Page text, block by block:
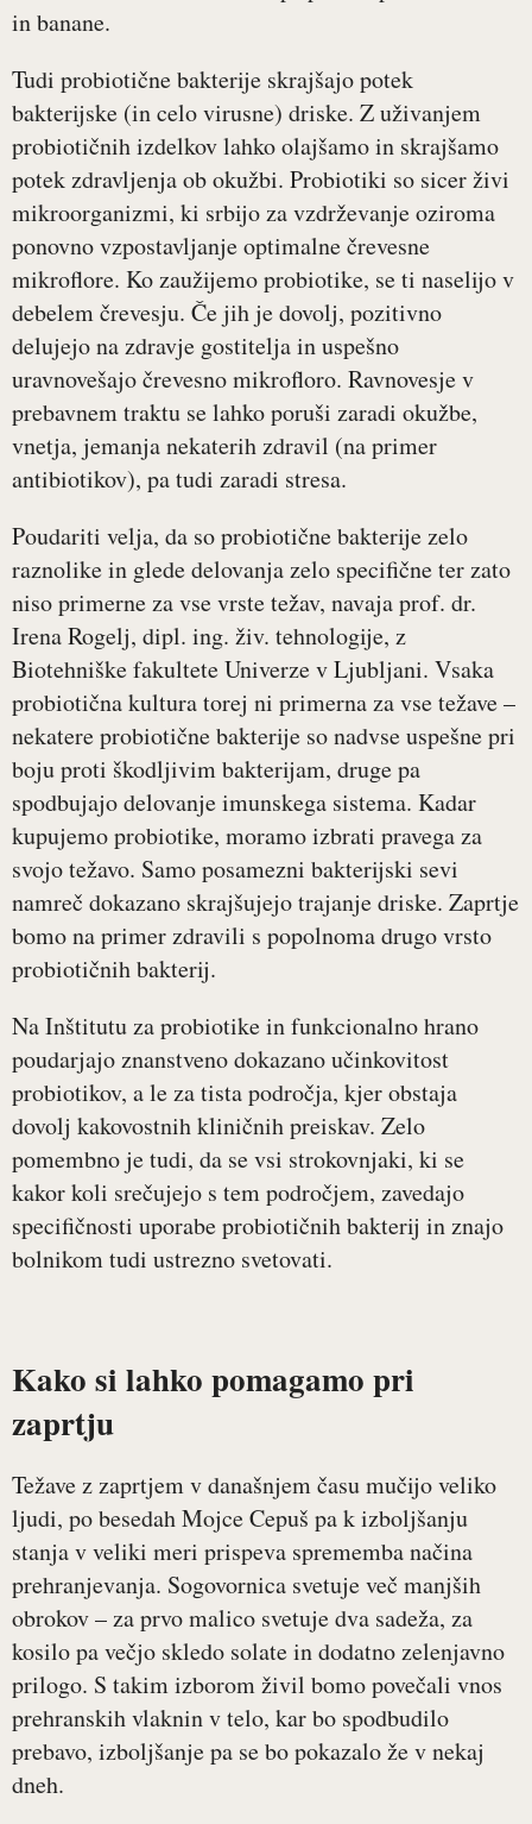
in banane.
Tudi probiotične bakterije skrajšajo potek
bakterijske (in celo virusne) driske. Z uživanjem
probiotičnih izdelkov lahko olajšamo in skrajšamo
potek zdravljenja ob okužbi. Probiotiki so sicer živi
mikroorganizmi, ki srbijo za vzdrževanje oziroma
ponovno vzpostavljanje optimalne črevesne
mikroflore. Ko zaužijemo probiotike, se ti naselijo v
debelem črevesju. Če jih je dovolj, pozitivno
delujejo na zdravje gostitelja in uspešno
uravnovešajo črevesno mikrofloro. Ravnovesje v
prebavnem traktu se lahko poruši zaradi okužbe,
vnetja, jemanja nekaterih zdravil (na primer
antibiotikov), pa tudi zaradi stresa.
Poudariti velja, da so probiotične bakterije zelo
raznolike in glede delovanja zelo specifične ter zato
niso primerne za vse vrste težav, navaja prof. dr.
Irena Rogelj, dipl. ing. živ. tehnologije, z
Biotehniške fakultete Univerze v Ljubljani. Vsaka
probiotična kultura torej ni primerna za vse težave –
nekatere probiotične bakterije so nadvse uspešne pri
boju proti škodljivim bakterijam, druge pa
spodbujajo delovanje imunskega sistema. Kadar
kupujemo probiotike, moramo izbrati pravega za
svojo težavo. Samo posamezni bakterijski sevi
namreč dokazano skrajšujejo trajanje driske. Zaprtje
bomo na primer zdravili s popolnoma drugo vrsto
probiotičnih bakterij.
Na Inštitutu za probiotike in funkcionalno hrano
poudarjajo znanstveno dokazano učinkovitost
probiotikov, a le za tista področja, kjer obstaja
dovolj kakovostnih kliničnih preiskav. Zelo
pomembno je tudi, da se vsi strokovnjaki, ki se
kakor koli srečujejo s tem področjem, zavedajo
specifičnosti uporabe probiotičnih bakterij in znajo
bolnikom tudi ustrezno svetovati.
Kako si lahko pomagamo pri
zaprtju
Težave z zaprtjem v današnjem času mučijo veliko
ljudi, po besedah Mojce Cepuš pa k izboljšanju
stanja v veliki meri prispeva sprememba načina
prehranjevanja. Sogovornica svetuje več manjših
obrokov – za prvo malico svetuje dva sadeža, za
kosilo pa večjo skledo solate in dodatno zelenjavno
prilogo. S takim izborom živil bomo povečali vnos
prehranskih vlaknin v telo, kar bo spodbudilo
prebavo, izboljšanje pa se bo pokazalo že v nekaj
dneh.